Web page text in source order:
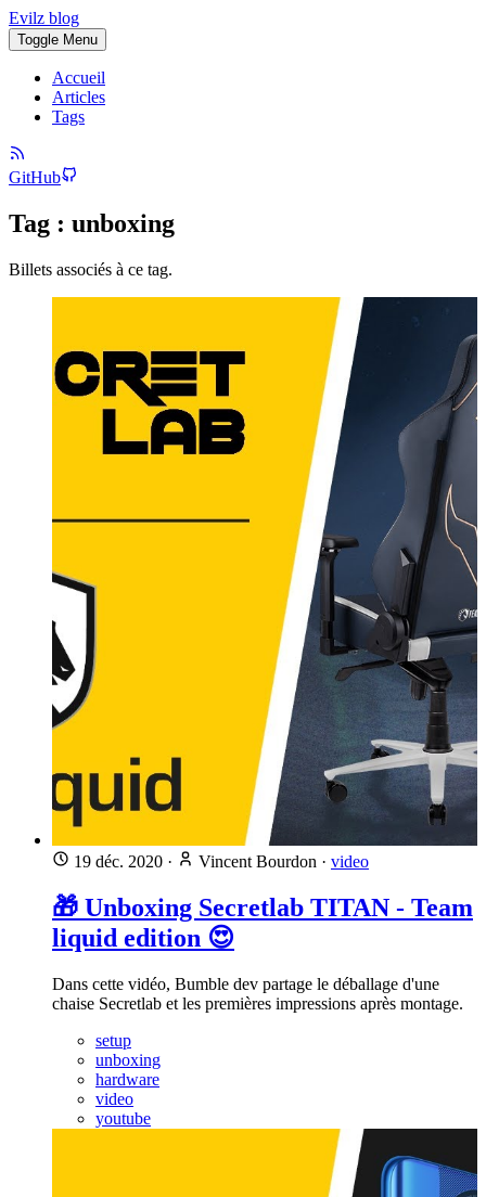
Evilz blog
Toggle Menu
Accueil
Articles
Tags
GitHub
Tag : unboxing
Billets associés à ce tag.
19 déc. 2020 · Vincent Bourdon · video
🎁 Unboxing Secretlab TITAN - Team
liquid edition 😍
Dans cette vidéo, Bumble dev partage le déballage d'une
chaise Secretlab et les premières impressions après montage.
setup
unboxing
hardware
video
youtube